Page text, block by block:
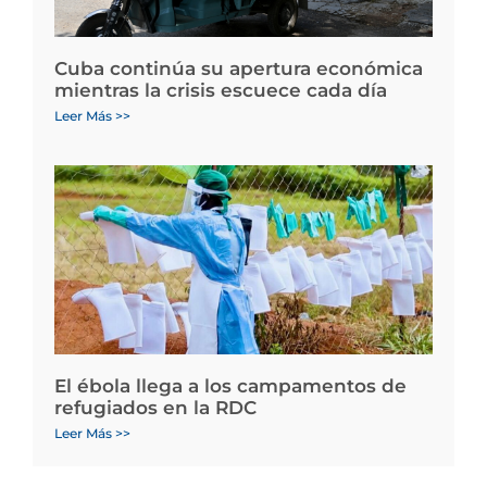
Cuba continúa su apertura económica
mientras la crisis escuece cada día
Leer Más >>
El ébola llega a los campamentos de
refugiados en la RDC
Leer Más >>